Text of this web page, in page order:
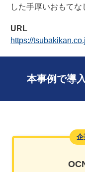
した手厚いおもて
URL
https://
本事例で導
企